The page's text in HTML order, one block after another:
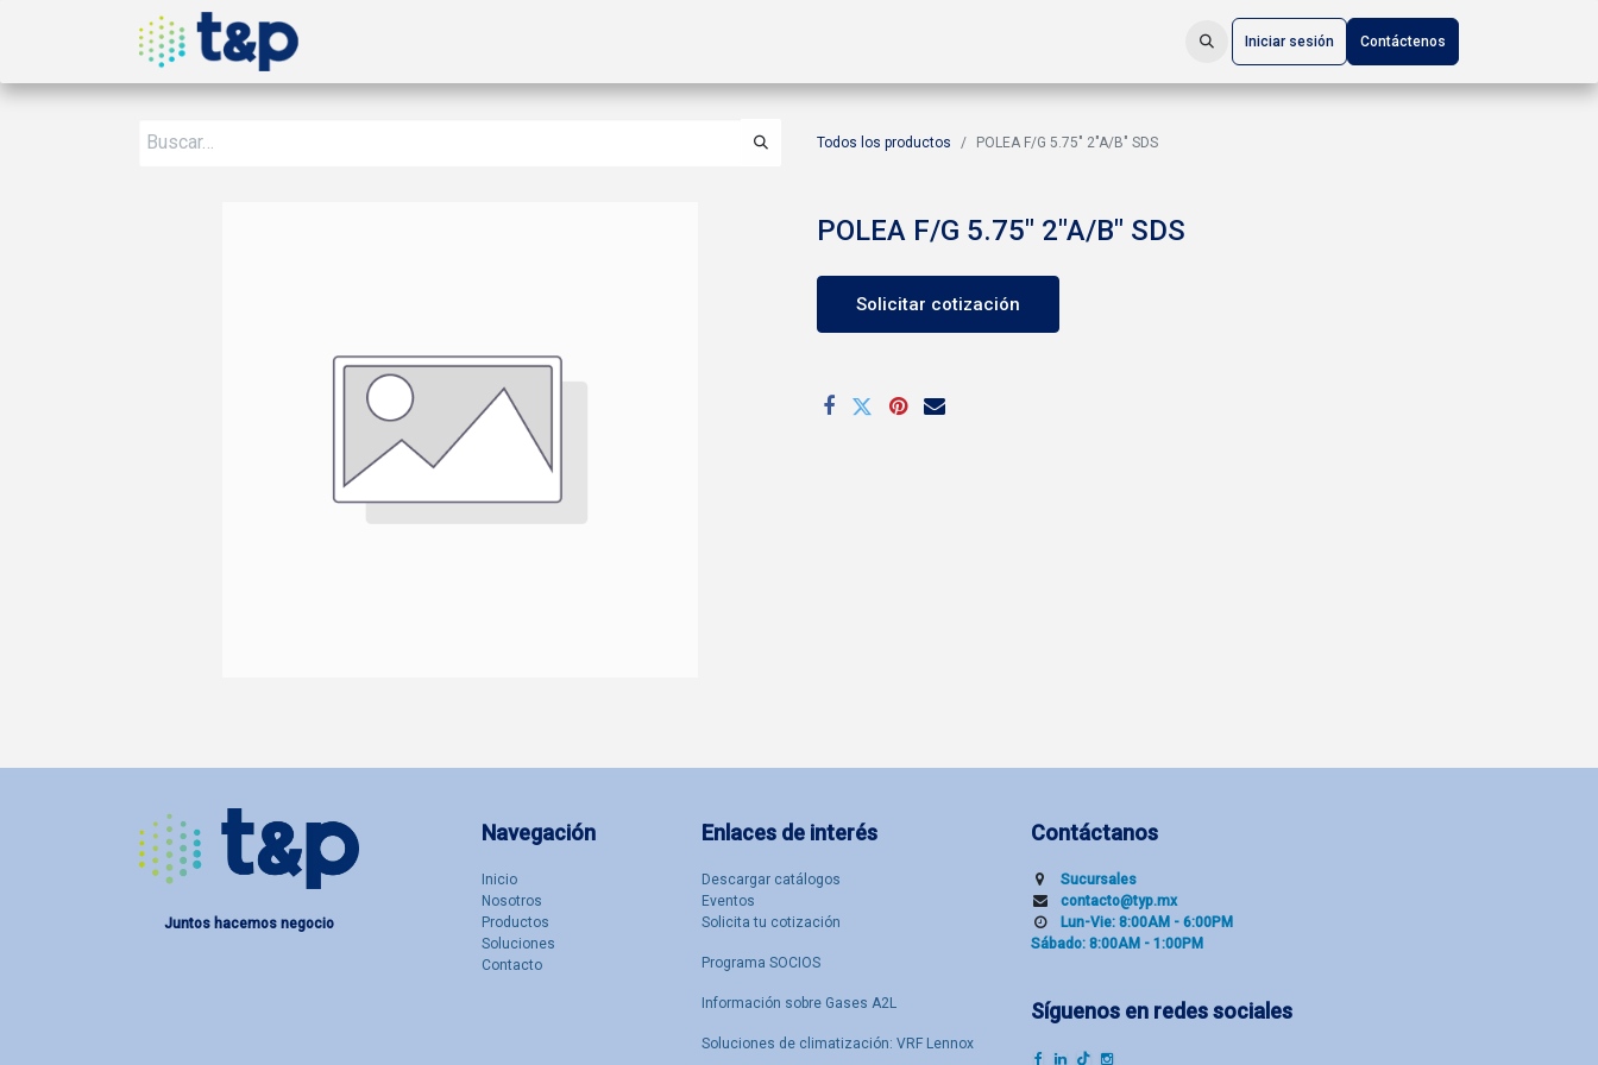
Iniciar sesión Contáctenos
Todos los productos POLEA F/G 5.75" 2"A/B" SDS
POLEA F/G 5.75" 2"A/B" SDS
Solicitar cotización
Enlaces de interés
Descargar catálogos
Eventos
Solicita tu cotización
Programa SOCIOS
Información sobre Gases A2L
Soluciones de climatización: VRF Lennox
Navegación
Inicio
Nosotro​s
Productos
Soluciones
Contacto
Contáctanos
Sucu​rsal​es
contacto@typ.mx
Lun-Vie: 8:00AM - 6:00PM
Sábado: 8:00AM - 1:00PM
Síguenos en redes sociales
Juntos hacemos negocio